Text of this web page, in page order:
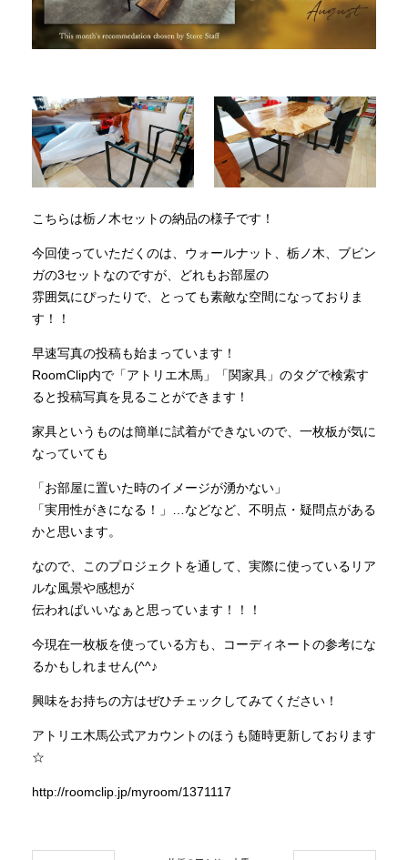
MOKUBA CHANNEL
よくあるご質問
お問い合わせ
こちらは栃ノ木セットの納品の様子です！
今回使っていただくのは、ウォールナット、栃ノ木、ブビン
ガの3セットなのですが、どれもお部屋の
雰囲気にぴったりで、とっても素敵な空間になっておりま
す！！
早速写真の投稿も始まっています！
RoomClip内で「アトリエ木馬」「関家具」のタグで検索す
ると投稿写真を見ることができます！
家具というものは簡単に試着ができないので、一枚板が気に
なっていても
「お部屋に置いた時のイメージが湧かない」
「実用性がきになる！」…などなど、不明点・疑問点がある
かと思います。
なので、このプロジェクトを通して、実際に使っているリア
ルな風景や感想が
伝わればいいなぁと思っています！！！
今現在一枚板を使っている方も、コーディネートの参考にな
るかもしれません(^^♪
興味をお持ちの方はぜひチェックしてみてください！
アトリエ木馬公式アカウントのほうも随時更新しております
☆
http://roomclip.jp/myroom/1371117